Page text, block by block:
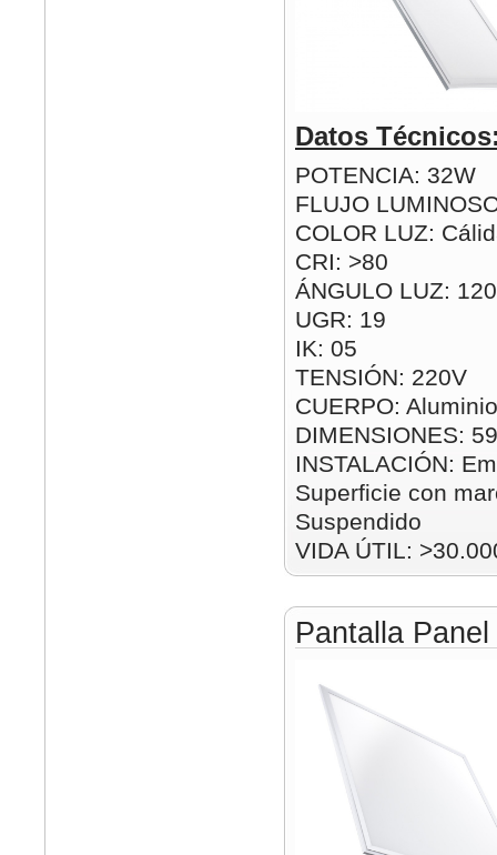
Datos
POTENCIA: 32W
FLUJO
COLOR LUZ:
CRI: >80
ÁNGULO LUZ:
UGR: 19
IK: 05
TENSIÓN: 220V
CUERPO:
DIMENSIONES:
INSTALACIÓN:
Superficie con
Suspendido
VIDA ÚTIL:
Pantalla